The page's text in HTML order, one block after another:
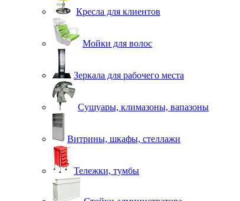
Кресла для клиентов
Мойки для волос
Зеркала для рабочего места
Сушуары, климазоны, вапазоны
Витрины, шкафы, стеллажи
Тележки, тумбы